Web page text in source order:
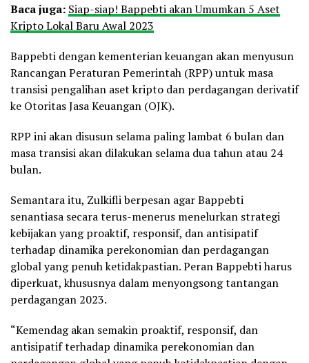
Baca juga: Siap-siap! Bappebti akan Umumkan 5 Aset
Kripto Lokal Baru Awal 2023
Bappebti dengan kementerian keuangan akan menyusun
Rancangan Peraturan Pemerintah (RPP) untuk masa
transisi pengalihan aset kripto dan perdagangan derivatif
ke Otoritas Jasa Keuangan (OJK).
RPP ini akan disusun selama paling lambat 6 bulan dan
masa transisi akan dilakukan selama dua tahun atau 24
bulan.
Semantara itu, Zulkifli berpesan agar Bappebti
senantiasa secara terus-menerus menelurkan strategi
kebijakan yang proaktif, responsif, dan antisipatif
terhadap dinamika perekonomian dan perdagangan
global yang penuh ketidakpastian. Peran Bappebti harus
diperkuat, khususnya dalam menyongsong tantangan
perdagangan 2023.
“Kemendag akan semakin proaktif, responsif, dan
antisipatif terhadap dinamika perekonomian dan